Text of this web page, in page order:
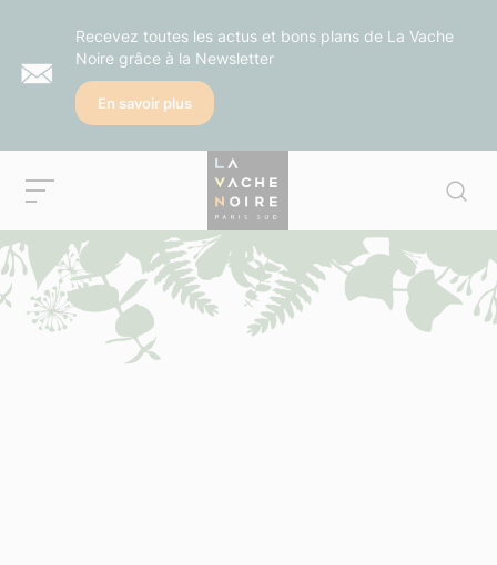
Recevez toutes les actus et bons plans de La Vache
Noire grâce à la Newsletter
En savoir plus